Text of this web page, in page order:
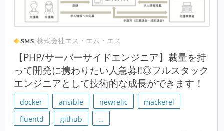
株式会社エス・エム・エス
【PHP/サーバーサイドエンジニア】裁量を持
って開発に携わりたい人急募!!◎フルスタック
エンジニアとして技術的な成長ができます！
docker ansible newrelic
mackerel
fluentd
github …